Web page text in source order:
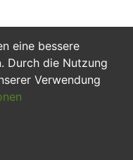
eine bessere
Durch die Nutzung
Verwendung